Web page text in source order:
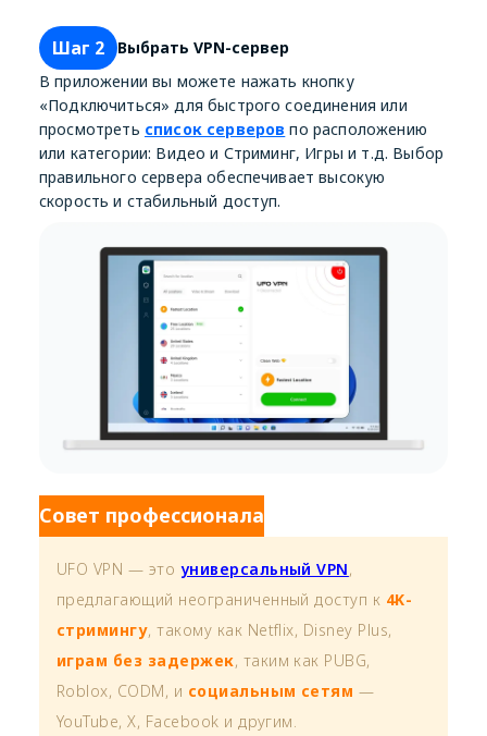
Шаг 2
Выбрать VPN-сервер
В приложении вы можете нажать кнопку
«Подключиться» для быстрого соединения или
просмотреть список серверов по расположению
или категории: Видео и Стриминг, Игры и т.д. Выбор
правильного сервера обеспечивает высокую
скорость и стабильный доступ.
Совет профессионала
UFO VPN — это универсальный VPN,
предлагающий неограниченный доступ к 4K-
стримингу, такому как Netflix, Disney Plus,
играм без задержек, таким как PUBG,
Roblox, CODM, и социальным сетям —
YouTube, X, Facebook и другим.